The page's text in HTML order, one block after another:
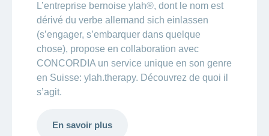
L’entreprise bernoise ylah®, dont le nom est
dérivé du verbe allemand sich einlassen
(s’engager, s’embarquer dans quelque
chose), propose en collaboration avec
CONCORDIA un service unique en son genre
en Suisse: ylah.therapy. Découvrez de quoi il
s’agit.
En savoir plus